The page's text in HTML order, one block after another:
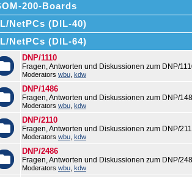
200-Boards
NetPCs (DIL-40)
NetPCs (DIL-64)
DNP/1110
Fragen, Antworten und Diskussionen zum DNP/
Moderators wbu kdw
DNP/1486
Fragen, Antworten und Diskussionen zum DNP/
Moderators wbu kdw
DNP/2110
Fragen, Antworten und Diskussionen zum DNP/
Moderators wbu kdw
DNP/2486
Fragen, Antworten und Diskussionen zum DNP/
Moderators wbu kdw